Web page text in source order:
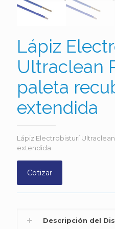
Lápiz
Ultraclean
paleta
extendida
Lápiz Electrobisturí
extendida
Cotizar
Descripción del